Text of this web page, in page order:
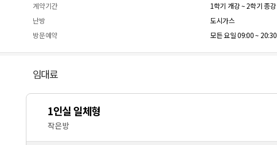
계약기간
1학기 개강 ~ 2학기 종강
난방
도시가스
방문예약
모든 요일 09:00 ~ 20:30
임대료
1인실 일체형
작은방